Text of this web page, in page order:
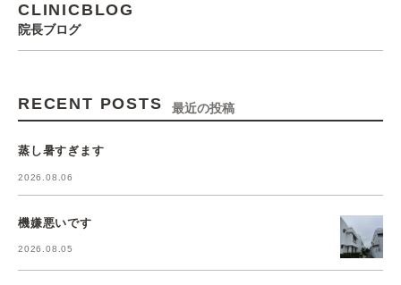
CLINICBLOG
院長ブログ
RECENT POSTS 最近の投稿
蒸し暑すぎます
2026.08.06
機嫌悪いです
2026.08.05